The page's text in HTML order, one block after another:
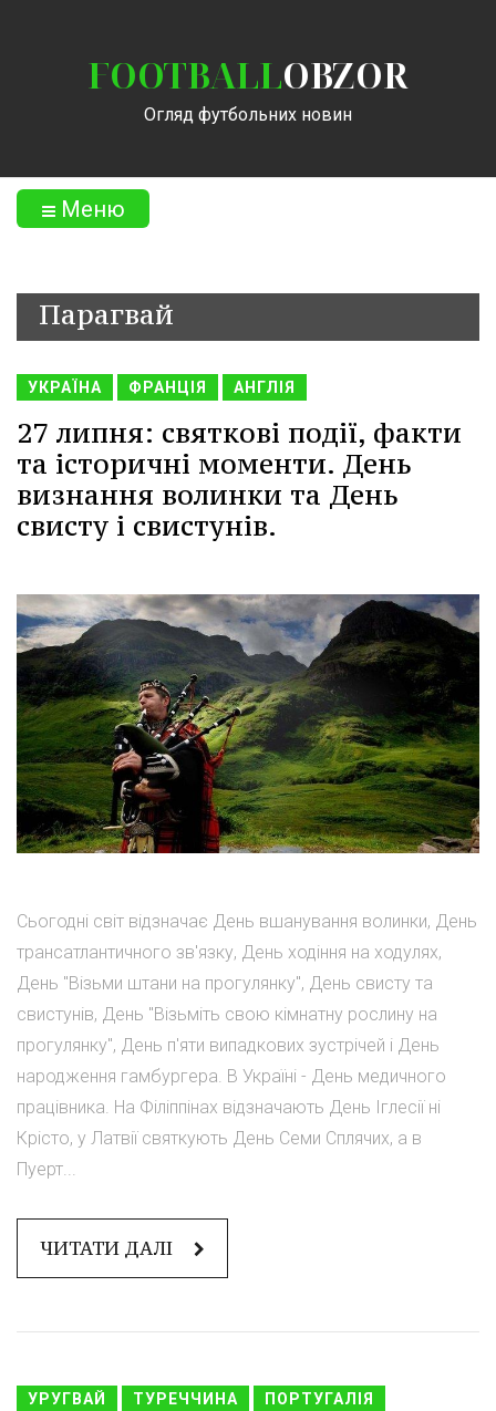
FOOTBALLOBZOR
Огляд футбольних новин
Меню
Парагвай
УКРАЇНА ФРАНЦІЯ АНГЛІЯ
27 липня: святкові події, факти
та історичні моменти. День
визнання волинки та День
свисту і свистунів.
Сьогодні світ відзначає День вшанування волинки, День
трансатлантичного зв'язку, День ходіння на ходулях,
День "Візьми штани на прогулянку", День свисту та
свистунів, День "Візьміть свою кімнатну рослину на
прогулянку", День п'яти випадкових зустрічей і День
народження гамбургера. В Україні - День медичного
працівника. На Філіппінах відзначають День Іглесії ні
Крісто, у Латвії святкують День Семи Сплячих, а в
Пуерт...
ЧИТАТИ ДАЛІ
УРУГВАЙ ТУРЕЧЧИНА ПОРТУГАЛІЯ